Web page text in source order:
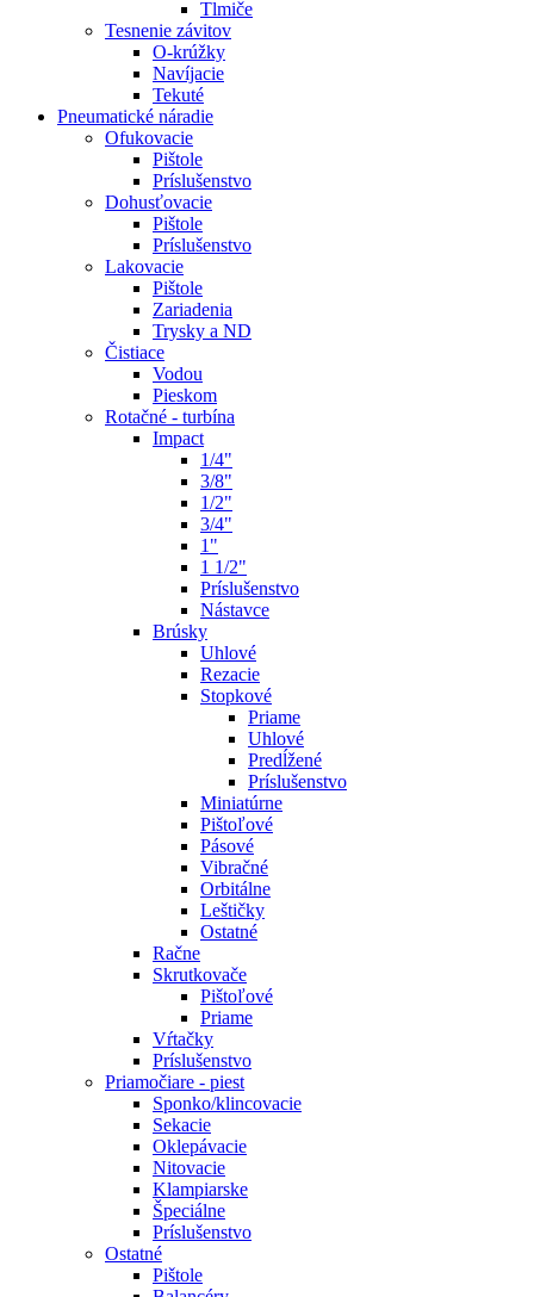
Tlmiče
Tesnenie závitov
O-krúžky
Navíjacie
Tekuté
Pneumatické náradie
Ofukovacie
Pištole
Príslušenstvo
Dohusťovacie
Pištole
Príslušenstvo
Lakovacie
Pištole
Zariadenia
Trysky a ND
Čistiace
Vodou
Pieskom
Rotačné - turbína
Impact
1/4"
3/8"
1/2"
3/4"
1"
1 1/2"
Príslušenstvo
Nástavce
Brúsky
Uhlové
Rezacie
Stopkové
Priame
Uhlové
Predĺžené
Príslušenstvo
Miniatúrne
Pištoľové
Pásové
Vibračné
Orbitálne
Leštičky
Ostatné
Račne
Skrutkovače
Pištoľové
Priame
Vŕtačky
Príslušenstvo
Priamočiare - piest
Sponko/klincovacie
Sekacie
Oklepávacie
Nitovacie
Klampiarske
Špeciálne
Príslušenstvo
Ostatné
Pištole